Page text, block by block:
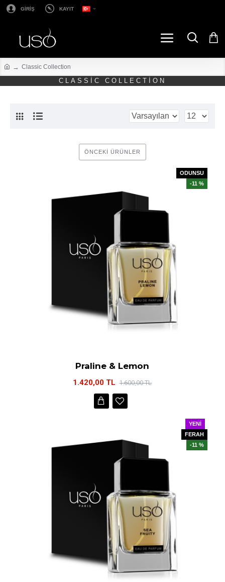
GİRİŞ KAYIT
Classic Collection
CLASSIC COLLECTION
ÖNCEKI ÜRÜNLER
ODUNSU
-11 %
Praline & Lemon
1.420,00 TL 1.600,00 TL
YENI
FERAH
-11 %